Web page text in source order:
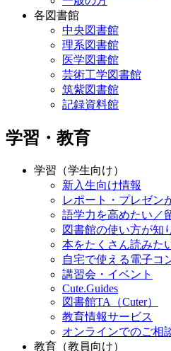
各図書館
中央図書館
理系図書館
医学図書館
芸術工学図書館
筑紫図書館
記録資料館
学習・教育
学習（学生向け）
新入生向け情報
レポート・プレゼン
語学力を高めたい／
図書館の使い方が知
本をたくさん読みた
自宅で使える電子コ
講習会・イベント
Cute.Guides
図書館TA（Cuter）
教育情報サービス
オンラインでのご相
教育（教員向け）